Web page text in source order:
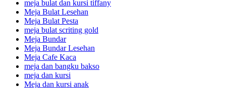
meja bulat dan kursi tiffany
Meja Bulat Lesehan
Meja Bulat Pesta
meja bulat scriting gold
Meja Bundar
Meja Bundar Lesehan
Meja Cafe Kaca
meja dan bangku bakso
meja dan kursi
Meja dan kursi anak